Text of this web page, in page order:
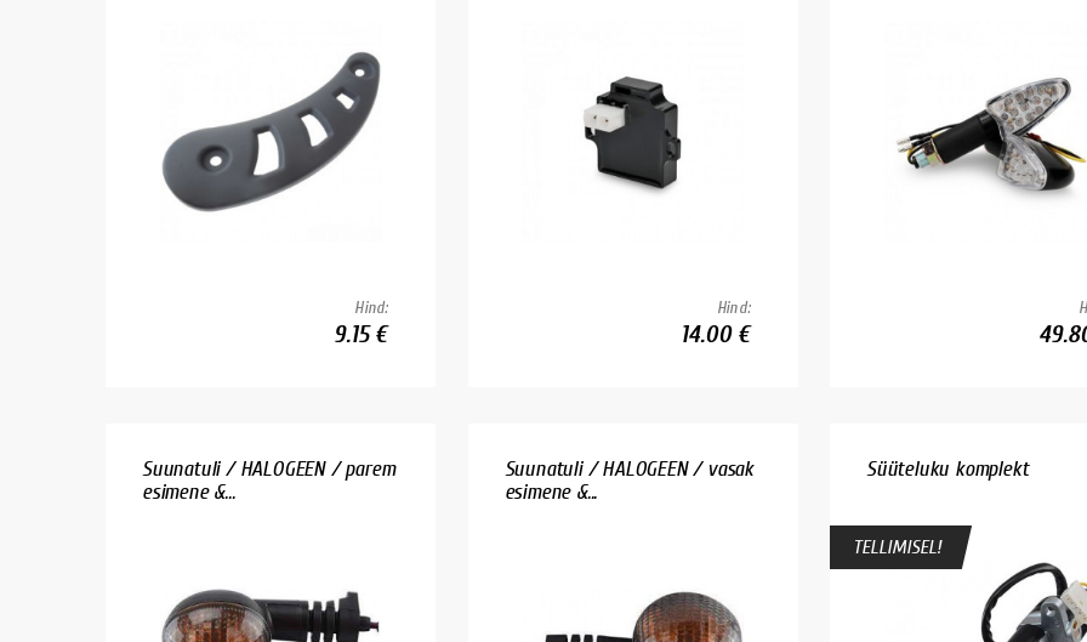
Hind:
9.15 €
Hind:
14.00 €
Suunatuli / HALOGEEN / parem
esimene &...
Suunatuli / HALOGEEN / vasak
esimene &...
Süüteluku komplekt
TELLIMISEL!